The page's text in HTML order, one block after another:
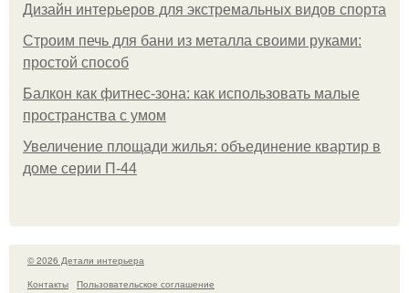
Дизайн интерьеров для экстремальных видов спорта
Строим печь для бани из металла своими руками:
простой способ
Балкон как фитнес-зона: как использовать малые
пространства с умом
Увеличение площади жилья: объединение квартир в
доме серии П-44
© 2026 Детали интерьера
Контакты
Пользовательское соглашение